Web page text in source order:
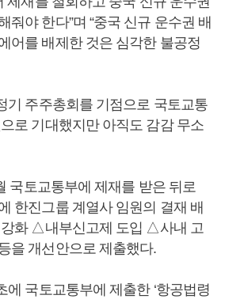
줘야 한다”며 “중국 신규 운수권 배
어를 배제한 것은 심각한 불공정
기 주주총회를 기점으로 국토교통
로 기대했지만 아직도 감감 무소
국토교통부에 제재를 받은 뒤로
한진그룹 계열사 임원의 결재 배
화 △내부신고제 도입 △사내 고
을 개선안으로 제출했다.
에 국토교통부에 제출한 ‘항공법령